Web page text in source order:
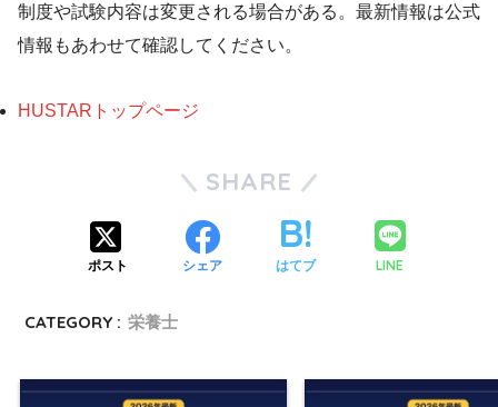
制度や試験内容は変更される場合がある。最新情報は公式
情報もあわせて確認してください。
HUSTARトップページ
SHARE
ポスト シェア はてブ LINE
CATEGORY : 栄養士